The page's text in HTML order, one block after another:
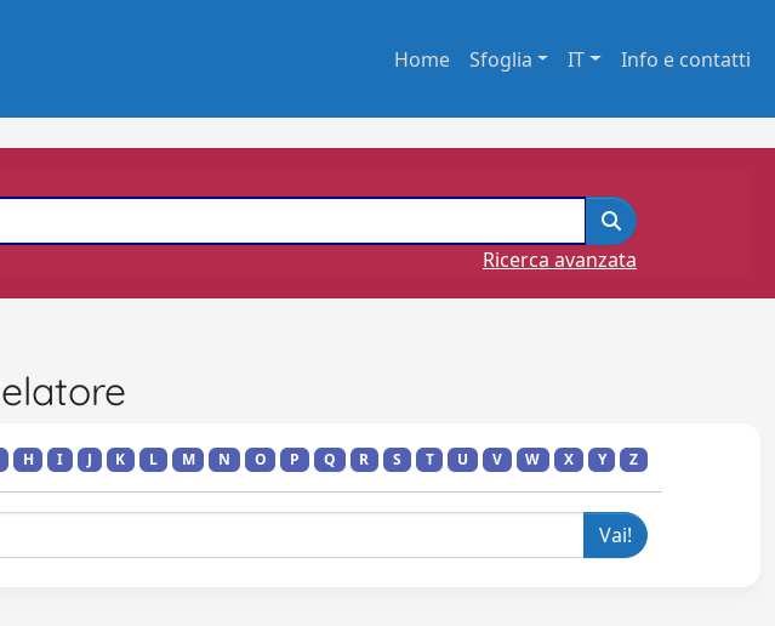
Home Sfoglia IT Info e contatti
Ricerca avanzata
H I J K L M N O P Q R S T U V W X Y Z